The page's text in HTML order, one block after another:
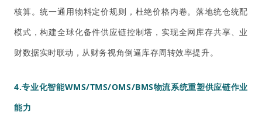
核算。统一通用物料定价规则，杜绝价格内卷。落地统仓统配
模式，构建全球化备件供应链控制塔，实现全网库存共享、业
财数据实时联动，从财务视角倒逼库存周转效率提升。
4.专业化智能WMS/TMS/OMS/BMS物流系统重塑供应链作业
能力